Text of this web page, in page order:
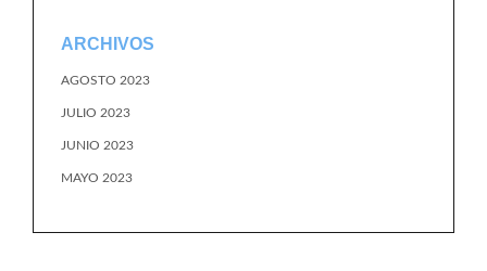
ARCHIVOS
AGOSTO 2023
JULIO 2023
JUNIO 2023
MAYO 2023